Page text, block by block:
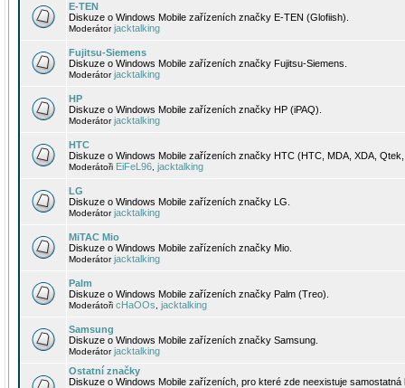
E-TEN
Diskuze o Windows Mobile zařízeních značky E-TEN (Glofiish).
Moderátorjacktalking
Fujitsu-Siemens
Diskuze o Windows Mobile zařízeních značky Fujitsu-Siemens.
Moderátorjacktalking
HP
Diskuze o Windows Mobile zařízeních značky HP (iPAQ).
Moderátorjacktalking
HTC
Diskuze o Windows Mobile zařízeních značky HTC (HTC, MDA, XDA,
Moderátoři EiFeL96 jacktalking
LG
Diskuze o Windows Mobile zařízeních značky LG.
Moderátorjacktalking
MiTAC Mio
Diskuze o Windows Mobile zařízeních značky Mio.
Moderátorjacktalking
Palm
Diskuze o Windows Mobile zařízeních značky Palm (Treo).
Moderátoři cHaOOs jacktalking
Samsung
Diskuze o Windows Mobile zařízeních značky Samsung.
Moderátorjacktalking
Ostatní značky
Diskuze o Windows Mobile zařízeních, pro které zde neexistuje